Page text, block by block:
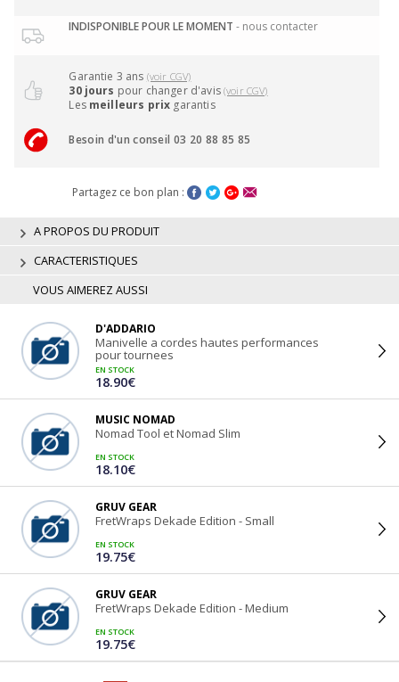
INDISPONIBLE POUR LE MOMENT - nous contacter
Garantie 3 ans (voir CGV)
30 jours pour changer d'avis(voir CGV)
Les meilleurs prix garantis
Besoin d'un conseil 03 20 88 85 85
Partagez ce bon plan :
A PROPOS DU PRODUIT
CARACTERISTIQUES
VOUS AIMEREZ AUSSI
D'ADDARIO
Manivelle a cordes hautes performances
pour tournees
EN STOCK
18.90€
MUSIC NOMAD
Nomad Tool et Nomad Slim
EN STOCK
18.10€
GRUV GEAR
FretWraps Dekade Edition - Small
EN STOCK
19.75€
GRUV GEAR
FretWraps Dekade Edition - Medium
EN STOCK
19.75€